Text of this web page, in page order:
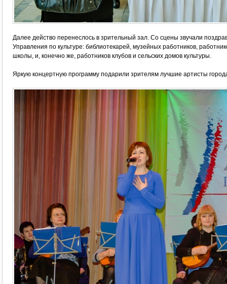
Далее действо перенеслось в зрительный зал. Со сцены звучали
Управления по культуре: библиотекарей, музейных работников,
школы, и, конечно же, работников клубов и сельских домов культуры.
Яркую концертную программу подарили зрителям лучшие артисты